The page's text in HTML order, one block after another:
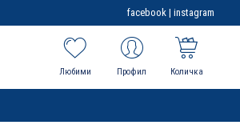
facebook | instagram
Любими Профил Количка